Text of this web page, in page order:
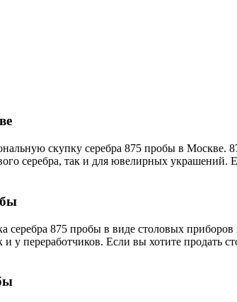
скупку серебра 875 пробы в
серебра, так и для ювелирных
875 пробы в виде столовых
у переработчиков. Если вы хотите продать